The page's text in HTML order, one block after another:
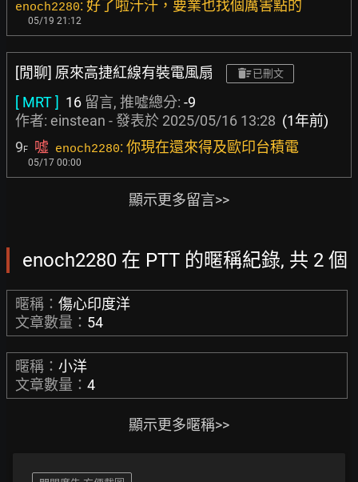
enoch2280: 好了啦汁汗，要業也找個厲害點的
05/19 21:12
[閒聊] 原來高捷紅線有裝電風扇 已刪文
[ MRT ] 16 留言, 推噓總分: -9
作者: einstean - 發表於 2025/05/16 13:28 (1年前)
9F 噓 enoch2280: 你現在還來得及歐印台積電
05/17 00:00
顯示更多留言>>
enoch2280 在 PTT 的暱稱紀錄, 共 2 個
暱稱： 傷心印度洋
文章數量： 54
暱稱： 小洋
文章數量： 4
顯示更多暱稱>>